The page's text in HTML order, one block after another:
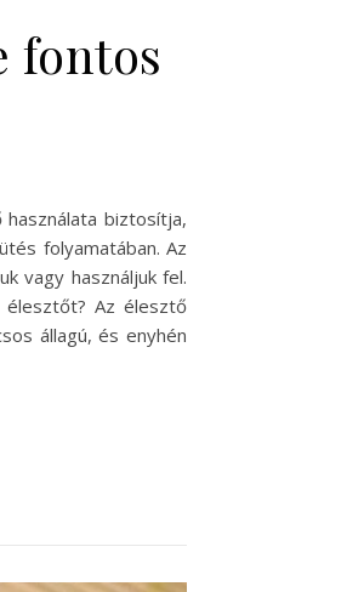
fontos
biztosítja,
folyamatában. Az
vagy használjuk fel.
élesztőt? Az élesztő
állagú, és enyhén